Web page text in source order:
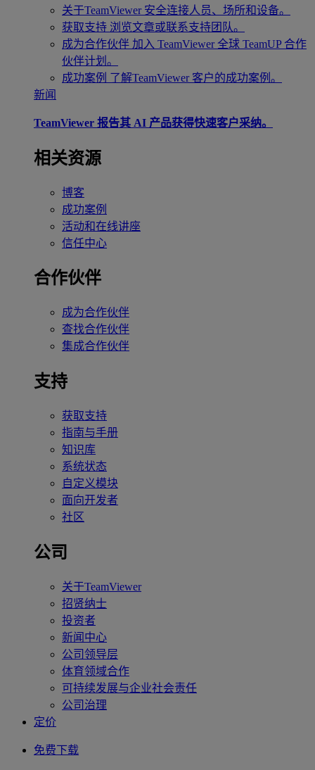
关于TeamViewer 安全连接人员、场所和设备。
获取支持 浏览文章或联系支持团队。
成为合作伙伴 加入 TeamViewer 全球 TeamUP 合作
伙伴计划。
成功案例 了解TeamViewer 客户的成功案例。
新闻
TeamViewer 报告其 AI 产品获得快速客户采纳。
相关资源
博客
成功案例
活动和在线讲座
信任中心
合作伙伴
成为合作伙伴
查找合作伙伴
集成合作伙伴
支持
获取支持
指南与手册
知识库
系统状态
自定义模块
面向开发者
社区
公司
关于TeamViewer
招贤纳士
投资者
新闻中心
公司领导层
体育领域合作
可持续发展与企业社会责任
公司治理
定价
免费下载